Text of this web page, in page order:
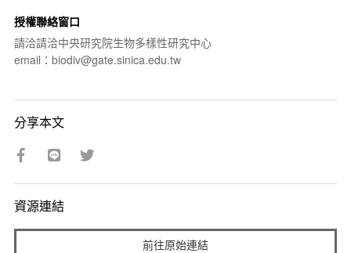
授權聯絡窗口
請洽請洽中央研究院生物多樣性研究中心
email：biodiv@gate.sinica.edu.tw
分享本文
資源連結
前往原始連結